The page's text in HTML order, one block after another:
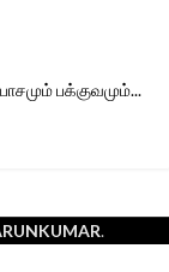
பக்குவமும்...
.